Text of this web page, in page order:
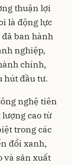
thuận lợi
là động lực
ban hành
nghiệp,
chính,
hút đầu tư.
nghệ tiên
cao từ
trong các
đổi xanh,
và sản xuất